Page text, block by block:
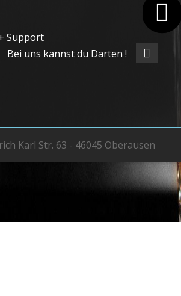
Support
Bei uns kannst du Darten !
Karl Str. 63 - 46045 Oberausen